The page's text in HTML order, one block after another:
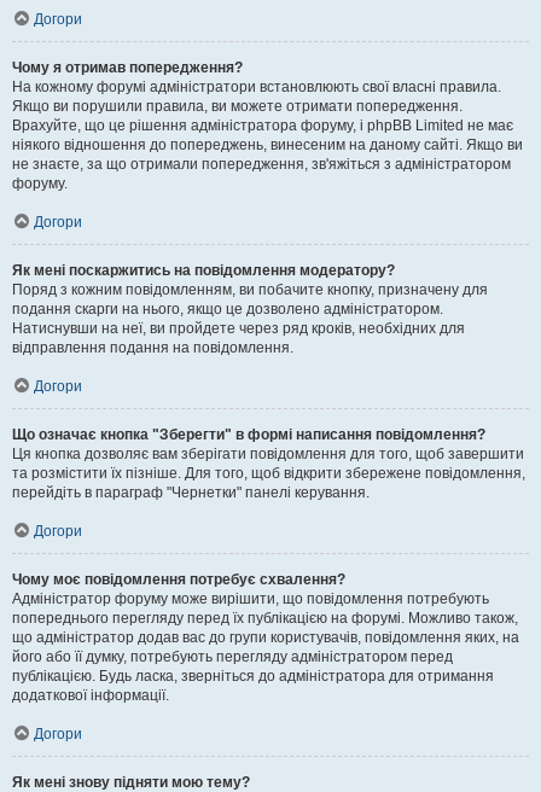
Догори
Чому я отримав попередження?
На кожному форумі адміністратори встановлюють свої власні правила.
Якщо ви порушили правила, ви можете отримати попередження.
Врахуйте, що це рішення адміністратора форуму, і phpBB Limited не має
ніякого відношення до попереджень, винесеним на даному сайті. Якщо ви
не знаєте, за що отримали попередження, зв'яжіться з адміністратором
форуму.
Догори
Як мені поскаржитись на повідомлення модератору?
Поряд з кожним повідомленням, ви побачите кнопку, призначену для
подання скарги на нього, якщо це дозволено адміністратором.
Натиснувши на неї, ви пройдете через ряд кроків, необхідних для
відправлення подання на повідомлення.
Догори
Що означає кнопка "Зберегти" в формі написання повідомлення?
Ця кнопка дозволяє вам зберігати повідомлення для того, щоб завершити
та розмістити їх пізніше. Для того, щоб відкрити збережене повідомлення,
перейдіть в параграф "Чернетки" панелі керування.
Догори
Чому моє повідомлення потребує схвалення?
Адміністратор форуму може вирішити, що повідомлення потребують
попереднього перегляду перед їх публікацією на форумі. Можливо також,
що адміністратор додав вас до групи користувачів, повідомлення яких, на
його або її думку, потребують перегляду адміністратором перед
публікацією. Будь ласка, зверніться до адміністратора для отримання
додаткової інформації.
Догори
Як мені знову підняти мою тему?